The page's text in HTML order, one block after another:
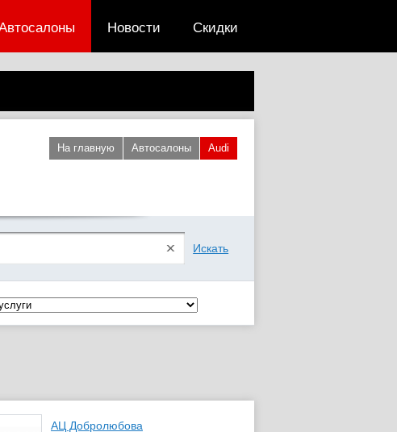
Скидки
Новости
На главную Автосалоны Audi
Искать
АЦ Добролюбова